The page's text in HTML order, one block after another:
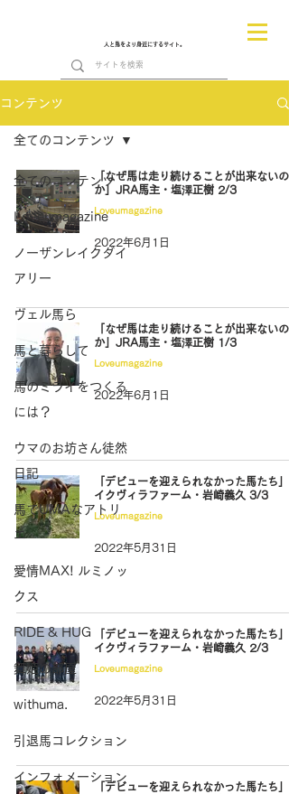
人と馬をより身近にするサイト。
コンテンツ
全てのコンテンツ
Loveumagazine
ノーザンレイクダイ
アリー
ヴェル馬ら
馬と暮らして
馬のミライをつくる
には？
ウマのお坊さん徒然
日記
馬でUMAなアトリ
エ
愛情MAX! ルミノッ
クス
RIDE & HUG
舞姫の部屋
withuma.
引退馬コレクション
インフォメーション
全てのコンテンツ
「なぜ馬は走り続けることが出来ないの
か」JRA馬主・塩澤正樹 2/3
Loveumagazine
2022年6月1日
「なぜ馬は走り続けることが出来ないの
か」JRA馬主・塩澤正樹 1/3
Loveumagazine
2022年6月1日
「デビューを迎えられなかった馬たち」
イクヴィラファーム・岩崎義久 3/3
Loveumagazine
2022年5月31日
「デビューを迎えられなかった馬たち」
イクヴィラファーム・岩崎義久 2/3
Loveumagazine
2022年5月31日
「デビューを迎えられなかった馬たち」